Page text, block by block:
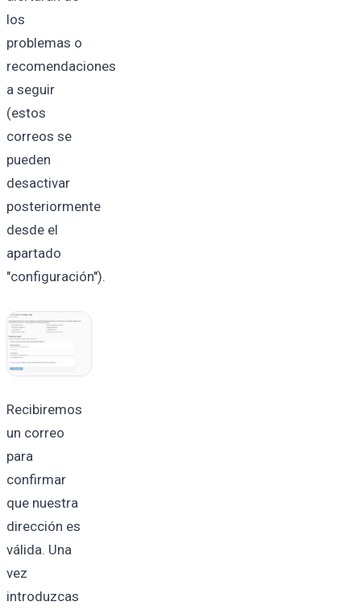
los
problemas o
recomendaciones
a seguir
(estos
correos se
pueden
desactivar
posteriormente
desde el
apartado
"configuración").
Recibiremos
un correo
para
confirmar
que nuestra
dirección es
válida. Una
vez
introduzcas